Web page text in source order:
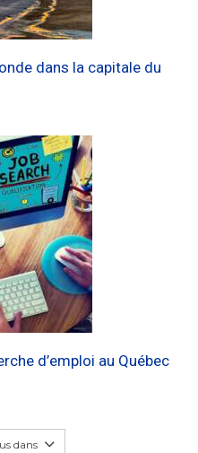
dans la capitale du
d’emploi au Québec
dans